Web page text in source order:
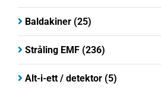
Baldakiner (25)
Stråling EMF (236)
Alt-i-ett / detektor (5)